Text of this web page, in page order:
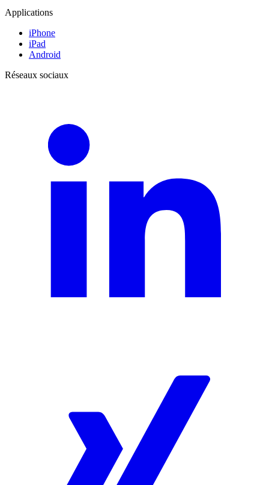
Applications
iPhone
iPad
Android
Réseaux sociaux